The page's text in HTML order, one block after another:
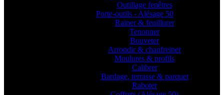
Outillage fenêtres
Porte-outils - Alésage 50
Rainer & feuillurer
Tenonner
Bouveter
Arrondir & chanfreiner
Moulures & profils
Calibrer
Bardage, terrasse & parquet
Raboter